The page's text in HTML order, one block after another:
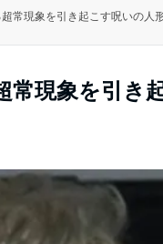
常現象を引き起こす呪いの人
常現象を引き